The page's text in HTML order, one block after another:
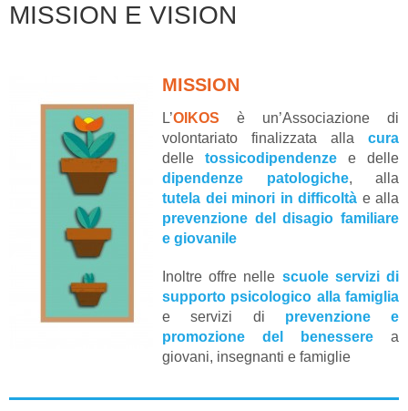
MISSION E VISION
MISSION
L’OIKOS
è un’Associazione di
volontariato finalizzata alla cura
delle tossicodipendenze
e delle
dipendenze patologiche, alla
tutela dei minori in difficoltà e alla
prevenzione del disagio familiare
e giovanile
Inoltre offre nelle scuole servizi di
supporto psicologico alla famiglia
e servizi di prevenzione e
promozione del benessere a
giovani, insegnanti e famiglie